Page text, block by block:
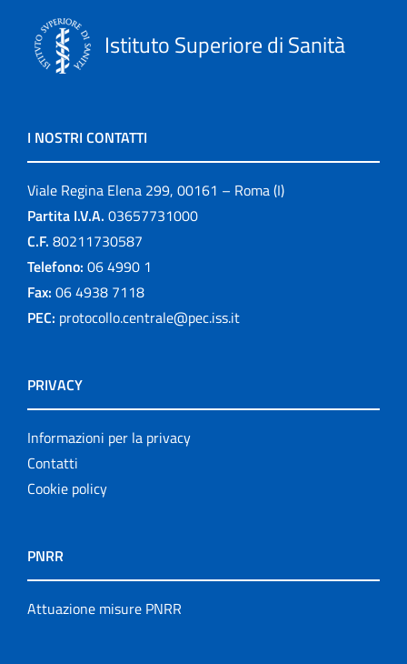
Istituto Superiore di Sanità
I NOSTRI CONTATTI
Viale Regina Elena 299, 00161 – Roma (I)
Partita I.V.A. 03657731000
C.F. 80211730587
Telefono: 06 4990 1
Fax: 06 4938 7118
PEC: protocollo.centrale@pec.iss.it
PRIVACY
Informazioni per la privacy
Contatti
Cookie policy
PNRR
Attuazione misure PNRR